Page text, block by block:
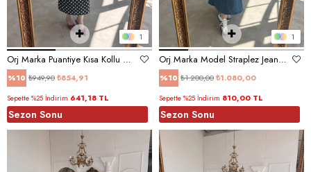
1
Orj Marka Puantiye Kısa Kollu Elbise
%10 ₺854,91
₺949,90
Sepette %25 İndirim 641,18 TL
Sezon Sonu
1
Orj Marka Model Straplez Jean Elbise
%10 ₺1.080,00
₺1.200,00
Sepette %25 İndirim 810,00 TL
Sezon Sonu